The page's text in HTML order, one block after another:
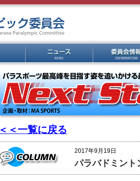
＜＜一覧に戻る
2017年9月19日
パラバドミン